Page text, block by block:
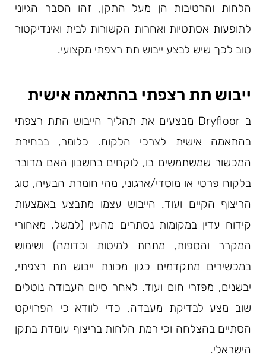
הלחות והרטיבות הן מעל התקן, זהו הסבר הגיוני
לתופעות אסתטיות ואחרות הקשורות לבית ואינדיקטור
טוב לכך שיש לבצע ייבוש תת רצפתי מקצועי.
ייבוש תת רצפתי בהתאמה אישית
ב Dryfloor מבצעים את תהליך הייבוש התת רצפתי
בהתאמה אישית לצרכי הלקוח. כלומר, בבחירת
המכשור שמשתמשים בו, לוקחים בחשבון האם מדובר
בלקוח פרטי או מוסדי/ארגוני, מהי חומרת הבעיה, סוג
הריצוף הקיים ועוד. הייבוש עצמו מתבצע באמצעות
קידוח עדין במקומות נסתרים מהעין (למשל, מאחורי
המקרר והספות, מתחת למיטות וכדומה) ושימוש
במכשירים מתקדמים כגון מכונת ייבוש תת רצפתי,
יבשנים, מפזרי חום ועוד. לאחר סיום העבודה נוטלים
שוב מצע לבדיקת מעבדה, כדי לוודא כי הפרויקט
הסתיים בהצלחה וכי רמת הלחות בריצוף עומדת בתקן
הישראלי.